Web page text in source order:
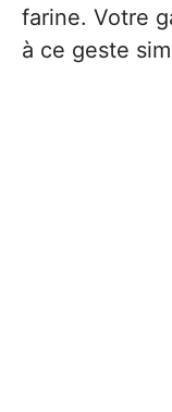
farine. Votre
à ce geste